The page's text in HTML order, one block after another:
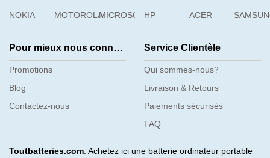
NOKIA
MOTOROLAMICROSOFTHP
ACER
Pour mieux nous connaître
Promotions
Blog
Contactez-nous
Service Clientèle
Qui sommes-nous?
Livraison & Retours
Paiements sécurisés
FAQ
Toutbatteries.com: Achetez ici une batterie ordinateur portable